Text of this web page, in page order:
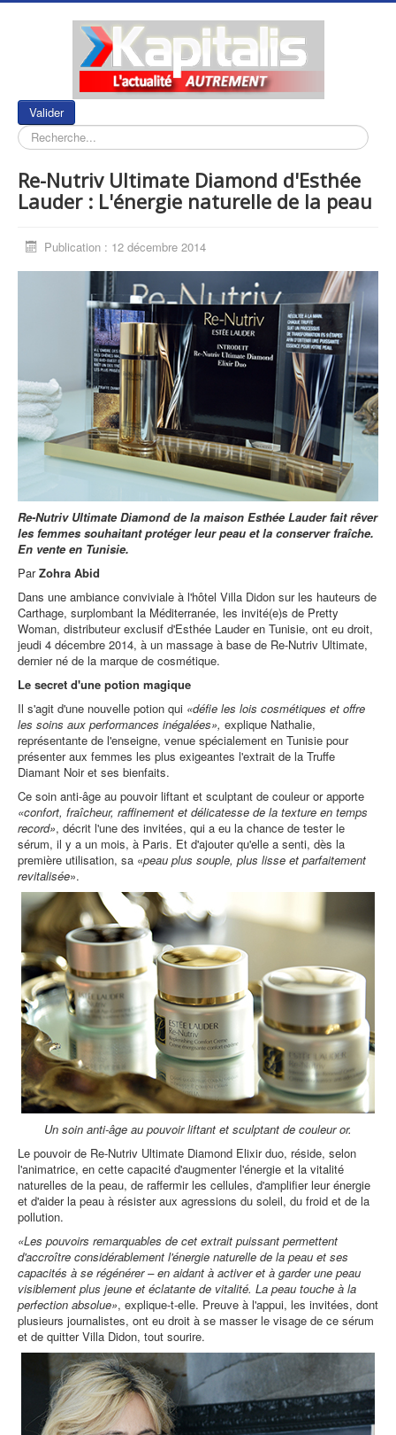
Valider
Re-Nutriv Ultimate Diamond d'Esthée
Lauder : L'énergie naturelle de la peau
Publication : 12 décembre 2014
Re-Nutriv Ultimate Diamond de la maison Esthée Lauder fait rêver
les femmes souhaitant protéger leur peau et la conserver fraîche.
En vente en Tunisie.
ParZohra Abid
Dans une ambiance conviviale à l'hôtel Villa Didon sur les hauteurs de
Carthage, surplombant la Méditerranée, les invité(e)s de Pretty
Woman, distributeur exclusif d'Esthée Lauder en Tunisie, ont eu droit,
jeudi 4 décembre 2014, à un massage à base de Re-Nutriv Ultimate,
dernier né de la marque de cosmétique.
Le secret d'une potion magique
Il s'agit d'une nouvelle potion qui «défie les lois cosmétiques et offre
les soins aux performances inégalées», explique Nathalie,
représentante de l'enseigne, venue spécialement en Tunisie pour
présenter aux femmes les plus exigeantes l'extrait de la Truffe
Diamant Noir et ses bienfaits.
Ce soin anti-âge au pouvoir liftant et sculptant de couleur or apporte
«confort, fraîcheur, raffinement et délicatesse de la texture en temps
record», décrit l'une des invitées, qui a eu la chance de tester le
sérum, il y a un mois, à Paris. Et d'ajouter qu'elle a senti, dès la
première utilisation, sa «peau plus souple, plus lisse et parfaitement
revitalisée».
Un soin anti-âge au pouvoir liftant et sculptant de couleur or.
Le pouvoir de Re-Nutriv Ultimate Diamond Elixir duo, réside, selon
l'animatrice, en cette capacité d'augmenter l'énergie et la vitalité
naturelles de la peau, de raffermir les cellules, d'amplifier leur énergie
et d'aider la peau à résister aux agressions du soleil, du froid et de la
pollution.
«Les pouvoirs remarquables de cet extrait puissant permettent
d'accroître considérablement l'énergie naturelle de la peau et ses
capacités à se régénérer – en aidant à activer et à garder une peau
visiblement plus jeune et éclatante de vitalité. La peau touche à la
perfection absolue», explique-t-elle. Preuve à l'appui, les invitées, dont
plusieurs journalistes, ont eu droit à se masser le visage de ce sérum
et de quitter Villa Didon, tout sourire.